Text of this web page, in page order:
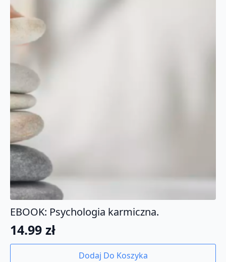
EBOOK: Psychologia karmiczna.
14.99 zł
Dodaj Do Koszyka